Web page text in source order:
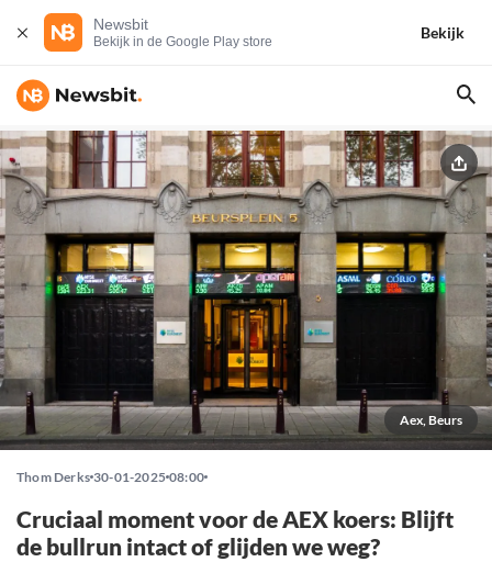
Newsbit
Bekijk in de Google Play store
Bekijk
Aex, Beurs
Thom Derks 30-01-2025 08:00
Cruciaal moment voor de AEX koers: Blijft
de bullrun intact of glijden we weg?